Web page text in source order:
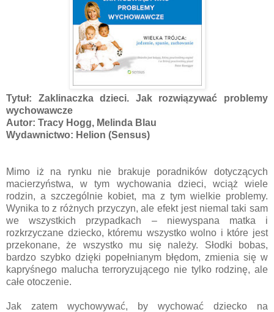
Tytuł: Zaklinaczka dzieci. Jak rozwiązywać problemy
wychowawcze
Autor: Tracy Hogg, Melinda Blau
Wydawnictwo: Helion (Sensus)
Mimo iż na rynku nie brakuje poradników dotyczących
macierzyństwa, w tym wychowania dzieci, wciąż wiele
rodzin, a szczególnie kobiet, ma z tym wielkie problemy.
Wynika to z różnych przyczyn, ale efekt jest niemal taki sam
we wszystkich przypadkach – niewyspana matka i
rozkrzyczane dziecko, któremu wszystko wolno i które jest
przekonane, że wszystko mu się należy. Słodki bobas,
bardzo szybko dzięki popełnianym błędom, zmienia się w
kapryśnego malucha terroryzującego nie tylko rodzinę, ale
całe otoczenie.
Jak zatem wychowywać, by wychować dziecko na